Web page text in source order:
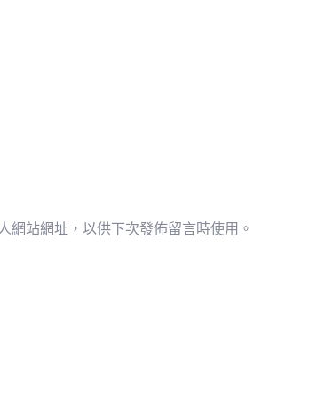
網站網址，以供下次發佈留言時使用。